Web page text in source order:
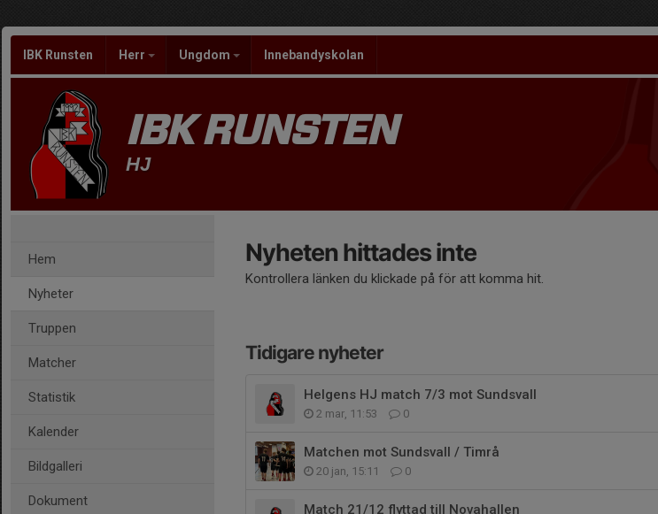
IBK Runsten Herr Ungdom Innebandyskolan
IBK RUNSTEN
HJ
Hem
Nyheter
Truppen
Matcher
Statistik
Kalender
Bildgalleri
Dokument
Nyheten hittades inte
Kontrollera länken du klickade på för att komma hit.
Tidigare nyheter
Helgens HJ match 7/3 mot Sundsvall
2 mar, 11:53 0
Matchen mot Sundsvall / Timrå
20 jan, 15:11 0
Match 21/12 flyttad till Novahallen